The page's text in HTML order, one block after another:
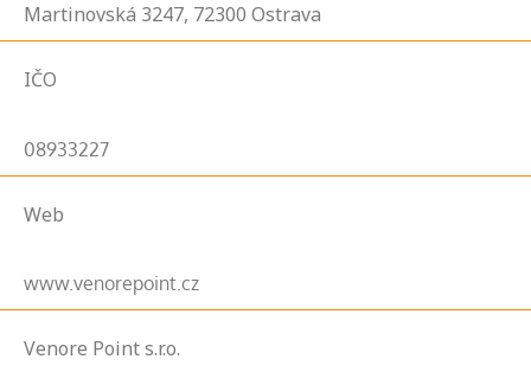
Martinovská 3247, 72300 Ostrava
IČO
08933227
Web
www.venorepoint.cz
Venore Point s.r.o.